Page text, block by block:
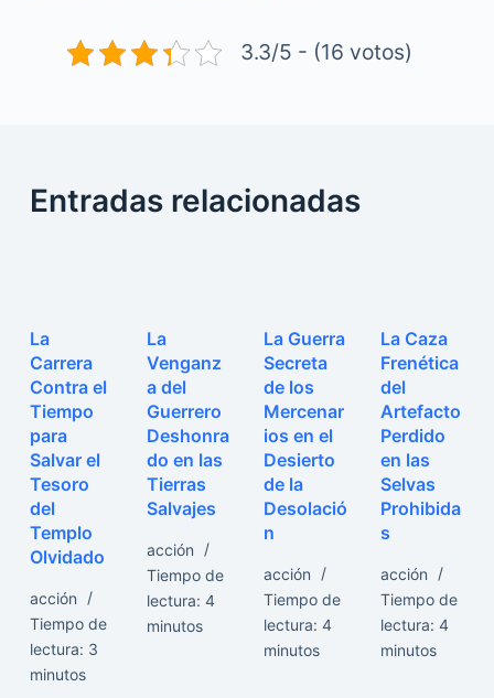
3.3/5 - (16 votos)
Entradas relacionadas
La
Carrera
Contra el
Tiempo
para
Salvar el
Tesoro
del
Templo
Olvidado
acción
Tiempo de
lectura: 3
minutos
La
Venganz
a del
Guerrero
Deshonra
do en las
Tierras
Salvajes
acción
Tiempo de
lectura: 4
minutos
La Guerra
Secreta
de los
Mercenar
ios en el
Desierto
de la
Desolació
n
acción
Tiempo de
lectura: 4
minutos
La Caza
Frenética
del
Artefacto
Perdido
en las
Selvas
Prohibida
s
acción
Tiempo de
lectura: 4
minutos